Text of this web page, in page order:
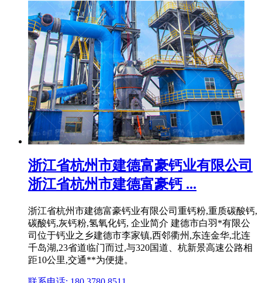
浙江省杭州市建德富豪钙业有限公司
浙江省杭州市建德富豪钙 ...
浙江省杭州市建德富豪钙业有限公司重钙粉,重质碳酸钙,
碳酸钙,灰钙粉,氢氧化钙, 企业简介 建德市白羽*有限公
司位于钙业之乡建德市李家镇,西邻衢州,东连金华,北连
千岛湖,23省道临门而过,与320国道、杭新景高速公路相
距10公里,交通**为便捷。